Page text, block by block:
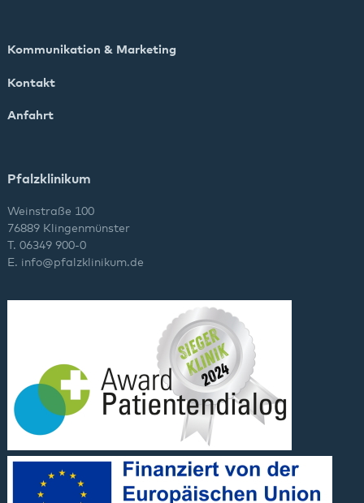
Kommunikation & Marketing
Kontakt
Anfahrt
Pfalzklinikum
Weinstraße 100
76889 Klingenmünster
T. 06349 900-0
E. info@pfalzklinikum.de